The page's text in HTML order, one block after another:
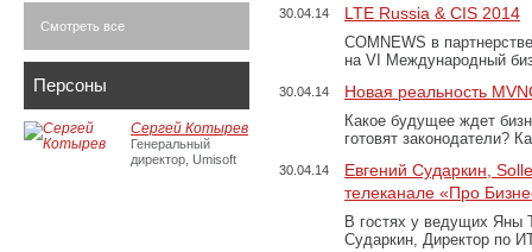
30.04.14 LTE Russia & CIS 2014
COMNEWS в
на VI Международный
30.04.14 Новая реальность
Какое будущее ждет
готовят законодатели?
30.04.14
Евгений Сударкин,
телеканале «Про
В гостях у ведущих Яны
Сударкин, Директор по
Смотреть все
Персоны
Сергей Котырев
Генеральный
директор, Umisoft